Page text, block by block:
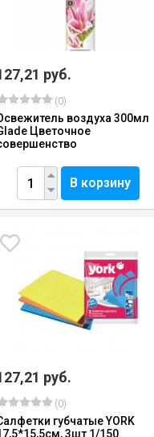
руб.
(0)
воздуха 300мл
Цветочное
В корзину
руб.
(0)
губчатые YORK
3шт 1/150